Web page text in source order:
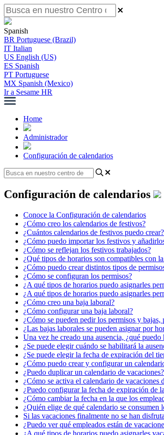
Spanish
BR Portuguese (Brazil)
IT Italian
US English (US)
ES Spanish
PT Portuguese
MX Spanish (Mexico)
Ir a Sesame HR
Home
Administrador
Configuración de calendarios
Configuración de calendarios
Conoce la Configuración de calendarios
¿Cómo creo los calendarios de festivos?
¿Cuántos calendarios de festivos puedo crear?
¿Cómo puedo importar los festivos y
¿Cómo se reflejan los festivos trabajados?
¿Qué tipos de horarios son compatibles con
¿Cómo puedo crear distintos tipos de
¿Cómo se configuran los permisos?
¿A qué tipos de horarios puedo asignarles
¿A qué tipos de horarios puedo asignarles
¿Cómo creo una baja laboral?
¿Cómo configurar una baja laboral?
¿Cómo se pueden pedir los permisos y bajas,
¿Las bajas laborales se pueden asignar por
Una vez he creado una ausencia, ¿qué puedo
¿Se puede elegir cuándo se habilitará la
¿Se puede elegir la fecha de expiración del
¿Cómo puedo crear y configurar un
¿Puedo duplicar un calendario de vacaciones?
¿Cómo se activa el calendario de vacaciones
¿Puedo configurar la fecha de expiración de
¿Cómo cambiar la fecha en la que los
¿Quién elige de qué calendario se consumen
Si las vacaciones finalmente no se han
¿Puedo ver qué empleados están de
¿A qué tipos de horarios puedo asignarles